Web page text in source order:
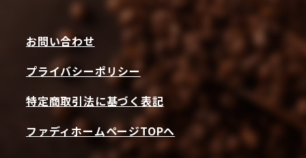
お問い合わせ
プライバシーポリシー
特定商取引法に基づく表記
ファディホームページTOPへ